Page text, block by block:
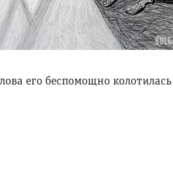
его беспомощно